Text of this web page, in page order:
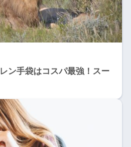
ン手袋はコスパ最強！スー